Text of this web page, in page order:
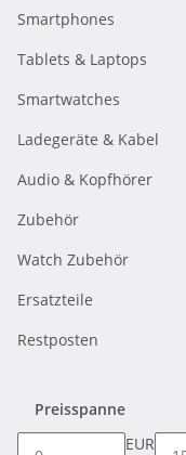
Smartphones
Tablets & Laptops
Smartwatches
Ladegeräte & Kabel
Audio & Kopfhörer
Zubehör
Watch Zubehör
Ersatzteile
Restposten
Preisspanne
EUR